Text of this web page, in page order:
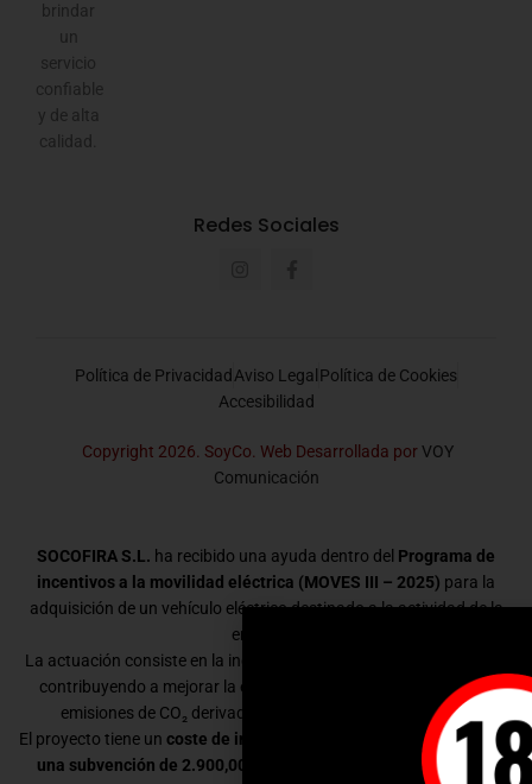
brindar
un
servicio
confiable
y de alta
calidad.
Redes Sociales
Política de PrivacidadAviso Legal Política de Cookies
Accesibilidad
Copyright 2026. SoyCo. Web Desarrollada porVOY
Comunicación
SOCOFIRA S.L. ha recibido una ayuda dentro del Programa de
incentivos a la movilidad eléctrica (MOVES III – 2025) para la
adquisición de un vehículo eléctrico destinado a la actividad de la
empresa.
La actuación consiste en la incorporación de un vehículo eléctrico,
contribuyendo a mejorar la eficiencia energética y a reducir las
emisiones de CO₂ derivadas de la movilidad empresarial.
El proyecto tiene un coste de inversión de 39.499,03 €
y ha recibido
una subvención de 2.900,00 €
dentro del programa MOVES III.